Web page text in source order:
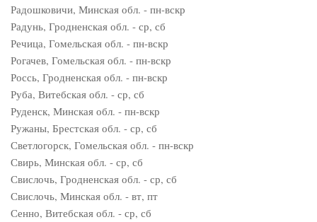
Радошковичи, Минская обл. - пн-вскр
Радунь, Гродненская обл. - ср, сб
Речица, Гомельская обл. - пн-вскр
Рогачев, Гомельская обл. - пн-вскр
Россь, Гродненская обл. - пн-вскр
Руба, Витебская обл. - ср, сб
Руденск, Минская обл. - пн-вскр
Ружаны, Брестская обл. - ср, сб
Светлогорск, Гомельская обл. - пн-вскр
Свирь, Минская обл. - ср, сб
Свислочь, Гродненская обл. - ср, сб
Свислочь, Минская обл. - вт, пт
Сенно, Витебская обл. - ср, сб